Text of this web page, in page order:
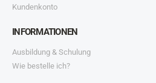
Kundenkonto
INFORMATIONEN
Ausbildung & Schulung
Wie bestelle ich?